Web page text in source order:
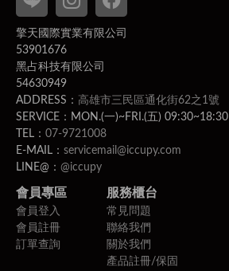
擎天國際實業有限公司
53901676
黑占科技有限公司
54630949
ADDRESS： 高雄市三民區通化街62之1號
SERVICE：MON.(一)~FRI.(五) 09:30~18:30
TEL： 07-9721008
E-MAIL： servicemail@iccupy.com
LINE@： @iccupy
會員專區
會員登入
會員註冊
訂單查詢
服務櫃台
常見問題
聯絡我們
關於我們
產品註冊/保固